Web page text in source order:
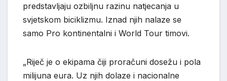
predstavljaju ozbiljnu razinu natjecanja u
svjetskom biciklizmu. Iznad njih nalaze se
samo Pro kontinentalni i World Tour timovi.
„Riječ je o ekipama čiji proračuni dosežu i pola
milijuna eura. Uz njih dolaze i nacionalne